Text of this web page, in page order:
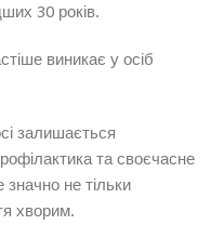
30 років.
виникає у осіб
залишається
та своєчасне
не тільки
хворим.